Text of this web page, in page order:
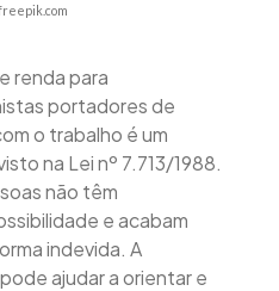
renda para
portadores de
o trabalho é um
na Lei nº 7.713/1988.
não têm
e acabam
indevida. A
ajudar a orientar e